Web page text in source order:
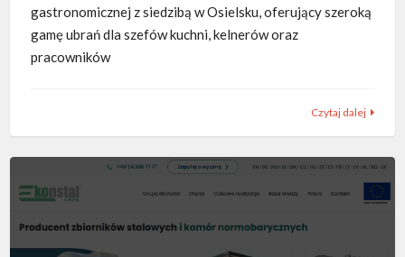
gastronomicznej z siedzibą w Osielsku, oferujący szeroką
gamę ubrań dla szefów kuchni, kelnerów oraz
pracowników
Czytaj dalej